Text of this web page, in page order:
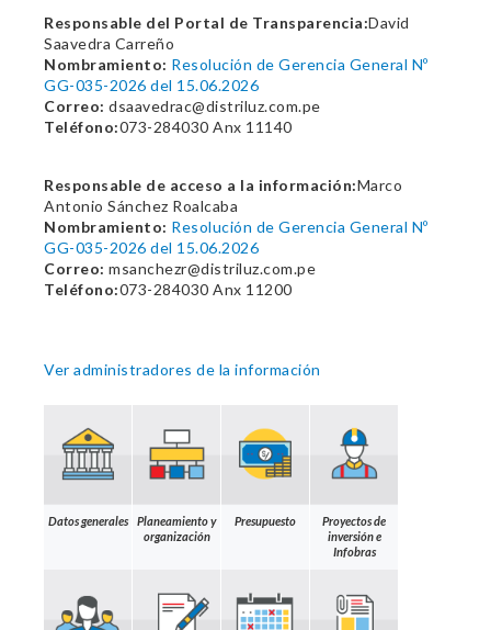
Responsable del Portal de Transparencia:David
Saavedra Carreño
Nombramiento: Resolución de Gerencia General Nº
GG-035-2026 del 15.06.2026
Correo: dsaavedrac@distriluz.com.pe
Teléfono:073-284030 Anx 11140
Responsable de acceso a la información:Marco
Antonio Sánchez Roalcaba
Nombramiento: Resolución de Gerencia General Nº
GG-035-2026 del 15.06.2026
Correo: msanchezr@distriluz.com.pe
Teléfono:073-284030 Anx 11200
Ver administradores de la información
Datos generales
Planeamiento y
organización
Presupuesto
Proyectos de
inversión e
Infobras